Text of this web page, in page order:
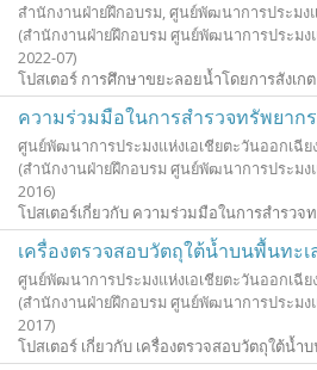
สำนักงานฝ่ายฝึกอบรม, ศูนย์พัฒนาการประมง
(สำนักงานฝ่ายฝึกอบรม ศูนย์พัฒนาการประมง
2022-07)
โปสเตอร์ การศึกษาขยะลอยน้ำโดยการสังเกต
ความร่วมมือในการสำรวจทรัพยาก
ศูนย์พัฒนาการประมงแห่งเอเชียตะวันออกเฉี
(สำนักงานฝ่ายฝึกอบรม ศูนย์พัฒนาการประมง
2016)
โปสเตอร์เกี่ยวกับ ความร่วมมือในการสำรวจ
เครื่องตรวจสอบวัตถุใต้น้ำบนพื้นทะเ
ศูนย์พัฒนาการประมงแห่งเอเชียตะวันออกเฉี
(สำนักงานฝ่ายฝึกอบรม ศูนย์พัฒนาการประมง
2017)
โปสเตอร์ เกี่ยวกับ เครื่องตรวจสอบวัตถุใต้น้ำ